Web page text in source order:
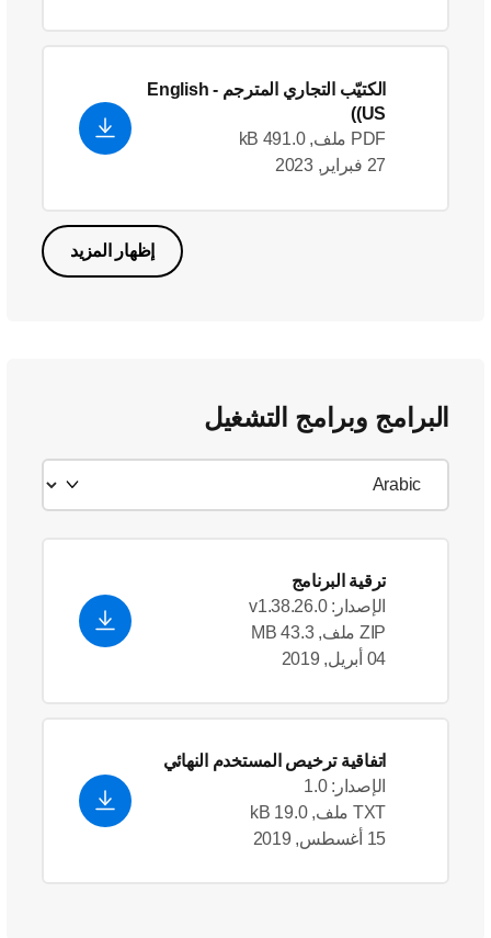
الكتيّب التجاري المترجم
- English
(US)
PDF ملف, 491.0 kB
27 فبراير, 2023
إظهار المزيد
البرامج وبرامج التشغيل
ترقية البرنامج
الإصدار: v1.38.26.0
ZIP ملف, 43.3 MB
04 أبريل, 2019
اتفاقية ترخيص المستخدم النهائي
الإصدار: 1.0
TXT ملف, 19.0 kB
15 أغسطس, 2019